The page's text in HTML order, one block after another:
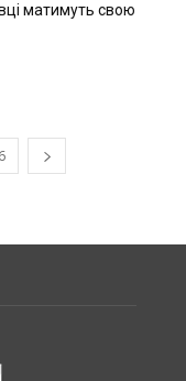
матимуть свою